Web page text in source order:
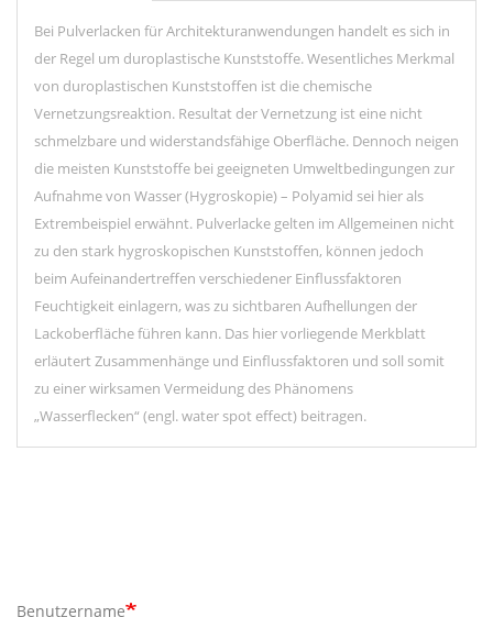
Bei Pulverlacken für Architekturanwendungen handelt es sich in
der Regel um duroplastische Kunststoffe. Wesentliches Merkmal
von duroplastischen Kunststoffen ist die chemische
Vernetzungsreaktion. Resultat derVernetzung ist eine nicht
schmelzbare und widerstandsfähige Oberfläche. Dennoch neigen
die meisten Kunststoffe bei geeigneten Umweltbedingungen zur
Aufnahme von Wasser(Hygroskopie) – Polyamid sei hier als
Extrembeispiel erwähnt. Pulverlacke gelten im Allgemeinen nicht
zu den stark hygroskopischen Kunststoffen, können jedoch
beim Aufeinandertreffen verschiedener Einflussfaktoren
Feuchtigkeit einlagern, was zu sichtbaren Aufhellungen der
Lackoberfläche führen kann. Das hier vorliegende Merkblatt
erläutert Zusammenhänge und Einflussfaktoren und soll somit
zu einer wirksamen Vermeidung des Phänomens
„Wasserflecken“ (engl. water spot effect) beitragen.
Benutzername